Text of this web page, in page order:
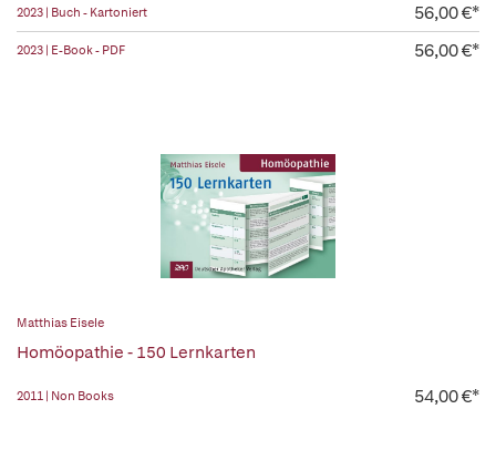
2023 | Buch - Kartoniert 56,00 €*
2023 | E-Book - PDF 56,00 €*
Matthias Eisele
Homöopathie - 150 Lernkarten
2011 | Non Books 54,00 €*